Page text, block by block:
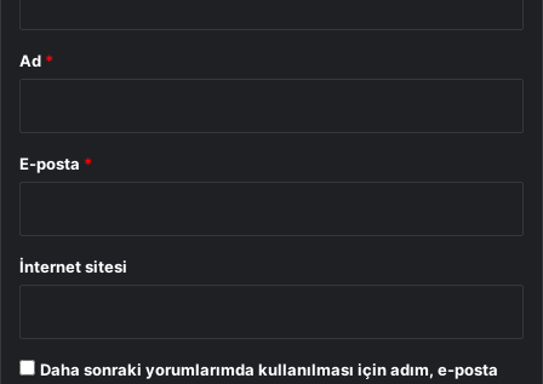
Ad *
E-posta *
İnternet sitesi
Daha sonraki yorumlarımda kullanılması için adım, e-posta